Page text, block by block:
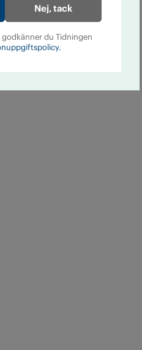
Nej, tack
du Tidningen